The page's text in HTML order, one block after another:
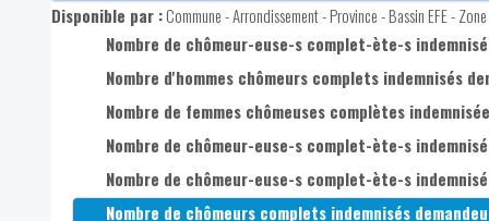
Taux d'emploi administratif des 50-64 ans
CENSUS 2011 : Taux de chômage administratif des
CENSUS 2011 : Taux de chômage administratif des
Taux de chômage administratif des 15-24 ans
Taux de chômage administratif des 25-49 ans
Taux de chômage administratif des 50-64 ans
Taux de chômage administratif des 15-19 ans
Taux de chômage de longue durée (1 ans et plus)
Taux de chômage de très très longue durée (5 ans
Part des demandeur-euse-s d'emploi inoccupé-e-s
Part des demandeur-euse-s d'emploi inoccupé-e-s
Part des demandeur-euse-s d'emploi inoccupé-e-s
Taux de chômage BIT des 15-64 ans
Taux de chômage BIT des 20-64 ans
Taux de chômage BIT des hommes de 15-64 ans
Taux de chômage BIT des femmes de 15-64 ans
Disponible par :Commune - Arrondissement - Province - Bassin EFE -
Nombre de chômeur-euse-s complet-ète-s
Nombre d'hommes chômeurs complets indemnisés
Nombre de femmes chômeuses complètes
Nombre de chômeur-euse-s complet-ète-s
Nombre de chômeur-euse-s complet-ète-s
Nombre de chômeurs complets indemnisés